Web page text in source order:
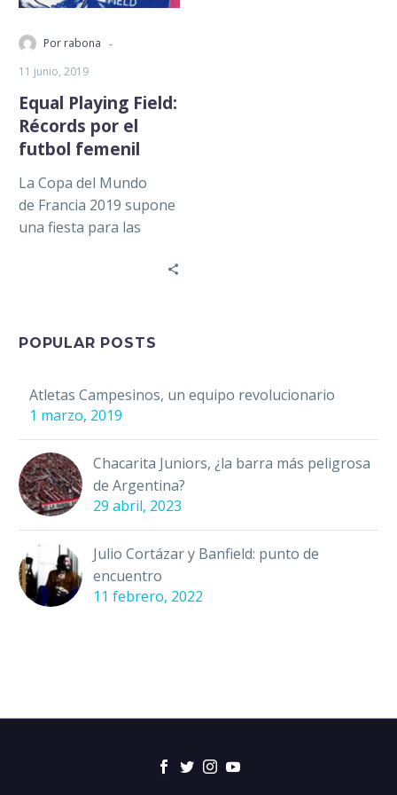
Por rabona -
11 junio, 2019
Equal Playing Field:
Récords por el
futbol femenil
La Copa del Mundo
de Francia 2019 supone
una fiesta para las
POPULAR POSTS
Atletas Campesinos, un equipo revolucionario
1 marzo, 2019
Chacarita Juniors, ¿la barra más peligrosa
de Argentina?
29 abril, 2023
Julio Cortázar y Banfield: punto de
encuentro
11 febrero, 2022